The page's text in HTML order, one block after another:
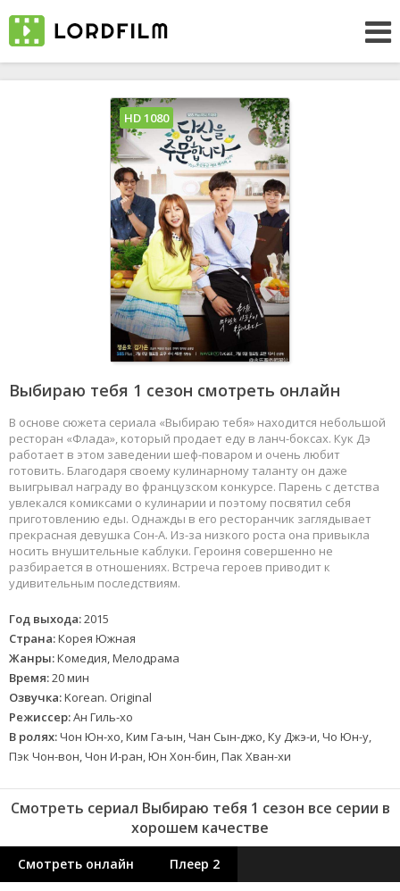
Выбираю тебя 1 сезон смотреть онлайн
В основе сюжета сериала «Выбираю тебя» находится небольшой
ресторан «Флада», который продает еду в ланч-боксах. Кук Дэ
работает в этом заведении шеф-поваром и очень любит
готовить. Благодаря своему кулинарному таланту он даже
выигрывал награду во французском конкурсе. Парень с детства
увлекался комиксами о кулинарии и поэтому посвятил себя
приготовлению еды. Однажды в его ресторанчик заглядывает
прекрасная девушка Сон-А. Из-за низкого роста она привыкла
носить внушительные каблуки. Героиня совершенно не
разбирается в отношениях. Встреча героев приводит к
удивительным последствиям.
Год выхода:2015
Страна:Корея Южная
Жанры:Комедия, Мелодрама
Время:20 мин
Озвучка:Korean. Original
Режиссер:Ан Гиль-хо
В ролях:Чон Юн-хо, Ким Га-ын, Чан Сын-джо, Ку Джэ-и, Чо Юн-у,
Пэк Чон-вон, Чон И-ран, Юн Хон-бин, Пак Хван-хи
HD 1080
Смотреть сериал Выбираю тебя 1 сезон все серии в
хорошем качестве
Смотреть онлайн Плеер 2